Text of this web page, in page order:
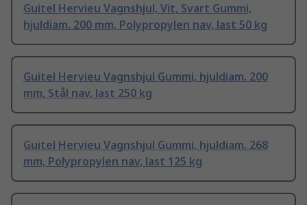
Guitel Hervieu Vagnshjul, Vit, Svart Gummi,
hjuldiam. 200 mm, Polypropylen nav, last 50 kg
Guitel Hervieu Vagnshjul Gummi, hjuldiam. 200
mm, Stål nav, last 250 kg
Guitel Hervieu Vagnshjul Gummi, hjuldiam. 268
mm, Polypropylen nav, last 125 kg